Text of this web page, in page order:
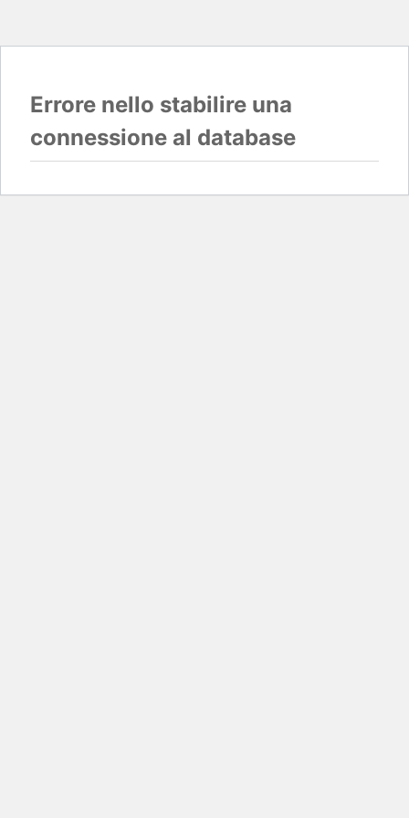
Errore nello stabilire una
connessione al database